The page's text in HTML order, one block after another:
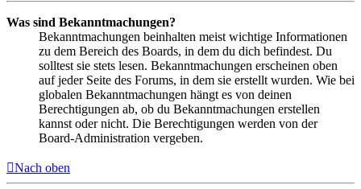
Was sind Bekanntmachungen?
Bekanntmachungen beinhalten meist wichtige Informationen
zu dem Bereich des Boards, in dem du dich befindest. Du
solltest sie stets lesen. Bekanntmachungen erscheinen oben
auf jeder Seite des Forums, in dem sie erstellt wurden. Wie bei
globalen Bekanntmachungen hängt es von deinen
Berechtigungen ab, ob du Bekanntmachungen erstellen
kannst oder nicht. Die Berechtigungen werden von der
Board-Administration vergeben.
Nach oben